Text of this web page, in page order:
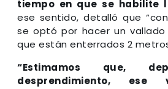
tiempo en que se habilite
ese sentido, detalló que
se optó por hacer un
que están enterrados 2
“Estimamos que,
desprendimiento, ese